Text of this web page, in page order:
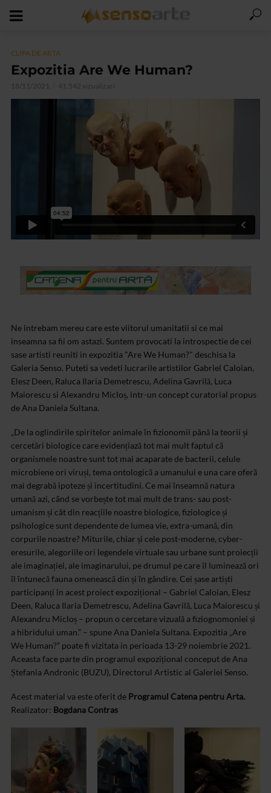
CLIPA DE ARTA
Expozitia Are We Human?
18/11/2021 41.542 vizualizari
Ne intrebam mereu care este viitorul umanitatii si ce mai
inseamna sa fii om astazi. Suntem provocati la introspectie de cei
sase artisti reuniti in expozitia "Are We Human?" deschisa la
Galeria Senso. Puteti sa vedeti lucrarile artistilor Gabriel Caloian,
Elesz Deen, Raluca Ilaria Demetrescu, Adelina Gavrilă, Luca
Maiorescu si Alexandru Micloș, intr-un concept curatorial propus
de Ana Daniela Sultana.
„De la oglindirile spiritelor animale în fizionomii până la teorii și
cercetări biologice care evidențiază tot mai mult faptul că
organismele noastre sunt tot mai acaparate de bacterii, celule
microbiene ori viruși, tema ontologică a umanului e una care oferă
mai degrabă ipoteze și incertitudini. Ce mai înseamnă natura
umană azi, când se vorbește tot mai mult de trans- sau post-
umanism și cât din reacțiile noastre biologice, fiziologice și
psihologice sunt dependente de lumea vie, extra-umană, din
corpurile noastre? Miturile, chiar și cele post-moderne, cyber-
eresurile, alegoriile ori legendele virtuale sau urbane sunt proiecții
ale imaginației, ale imaginarului, pe drumul pe care îl luminează ori
îl întunecă fauna omenească din și în gândire. Cei șase artiști
participanți în acest proiect expozițional – Gabriel Caloian, Elesz
Deen, Raluca Ilaria Demetrescu, Adelina Gavrilă, Luca Maiorescu și
Alexandru Micloș – propun o cercetare vizuală a fiziognomoniei și
a hibridului uman.” – spune Ana Daniela Sultana. Expozitia „Are
We Human?” poate fi vizitata in perioada 13-29 noiembrie 2021.
Aceasta face parte din programul expozițional conceput de Ana
Ștefania Andronic (BUZU), Directorul Artistic al Galeriei Senso.
Acest material va este oferit de Programul Catena pentru Arta.
Realizator: Bogdana Contras